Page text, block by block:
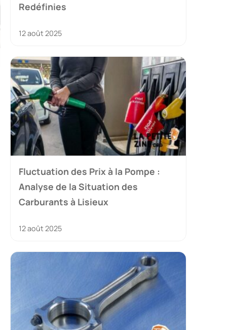
Redéfinies
12 août 2025
Fluctuation des Prix à la Pompe :
Analyse de la Situation des
Carburants à Lisieux
12 août 2025